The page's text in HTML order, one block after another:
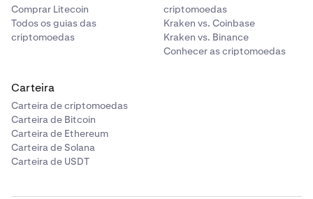
Comprar Litecoin
Todos os guias das
criptomoedas
criptomoedas
Kraken vs. Coinbase
Kraken vs. Binance
Conhecer as criptomoedas
Carteira
Carteira de criptomoedas
Carteira de Bitcoin
Carteira de Ethereum
Carteira de Solana
Carteira de USDT